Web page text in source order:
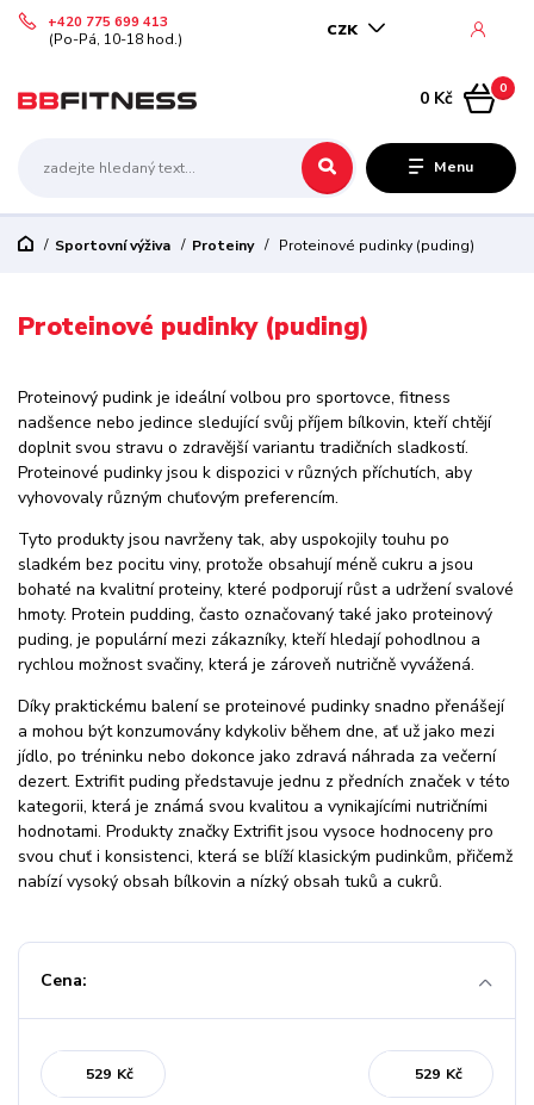
Menu
CZK
+420 775 699 413
(Po-Pá, 10-18 hod.)
0
0 Kč
Sportovní výživa Proteiny Proteinové pudinky (puding)
Proteinové pudinky (puding)
Proteinový pudink je ideální volbou pro sportovce, fitness
nadšence nebo jedince sledující svůj příjem bílkovin, kteří chtějí
doplnit svou stravu o zdravější variantu tradičních sladkostí.
Proteinové pudinky jsou k dispozici v různých příchutích, aby
vyhovovaly různým chuťovým preferencím.
Tyto produkty jsou navrženy tak, aby uspokojily touhu po
sladkém bez pocitu viny, protože obsahují méně cukru a jsou
bohaté na kvalitní proteiny, které podporují růst a udržení svalové
hmoty. Protein pudding, často označovaný také jako proteinový
puding, je populární mezi zákazníky, kteří hledají pohodlnou a
rychlou možnost svačiny, která je zároveň nutričně vyvážená.
Díky praktickému balení se proteinové pudinky snadno přenášejí
a mohou být konzumovány kdykoliv během dne, ať už jako mezi
jídlo, po tréninku nebo dokonce jako zdravá náhrada za večerní
dezert. Extrifit puding představuje jednu z předních značek v této
kategorii, která je známá svou kvalitou a vynikajícími nutričními
hodnotami. Produkty značky Extrifit jsou vysoce hodnoceny pro
svou chuť i konsistenci, která se blíží klasickým pudinkům, přičemž
nabízí vysoký obsah bílkovin a nízký obsah tuků a cukrů.
Cena:
Kč Kč